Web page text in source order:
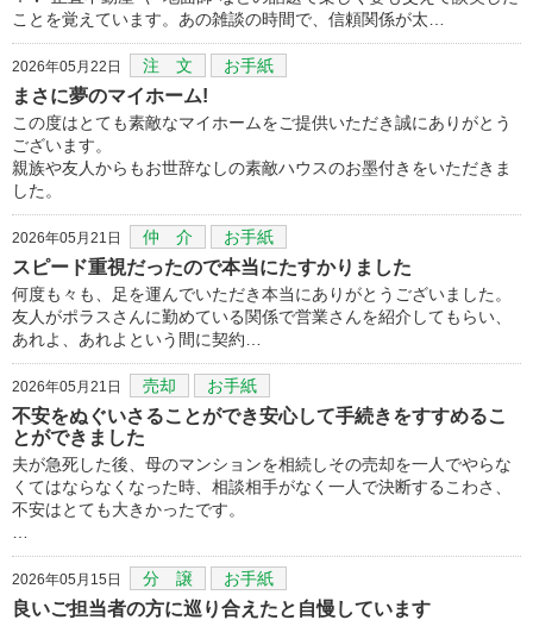
ことを覚えています。あの雑談の時間で、信頼関係が太…
2026年05月22日 注 文 お手紙
まさに夢のマイホーム!
この度はとても素敵なマイホームをご提供いただき誠にありがとう
ございます。
親族や友人からもお世辞なしの素敵ハウスのお墨付きをいただきま
した。
2026年05月21日 仲 介 お手紙
スピード重視だったので本当にたすかりました
何度も々も、足を運んでいただき本当にありがとうございました。
友人がポラスさんに勤めている関係で営業さんを紹介してもらい、
あれよ、あれよという間に契約…
2026年05月21日 売却 お手紙
不安をぬぐいさることができ安心して手続きをすすめるこ
とができました
夫が急死した後、母のマンションを相続しその売却を一人でやらな
くてはならなくなった時、相談相手がなく一人で決断するこわさ、
不安はとても大きかったです。
2026年05月15日 分 譲 お手紙
良いご担当者の方に巡り合えたと自慢しています